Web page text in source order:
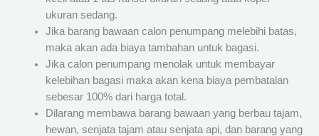
ukuran sedang.
Jika barang bawaan calon penumpang melebihi batas,
maka akan ada biaya tambahan untuk bagasi.
Jika calon penumpang menolak untuk membayar
kelebihan bagasi maka akan kena biaya pembatalan
sebesar 100% dari harga total.
Dilarang membawa barang bawaan yang berbau tajam,
hewan, senjata tajam atau senjata api, dan barang yang